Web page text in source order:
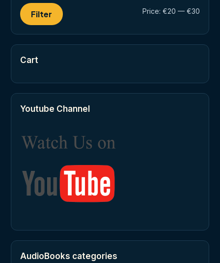
Filter Price: €20 — €30
Cart
Youtube Channel
AudioBooks categories